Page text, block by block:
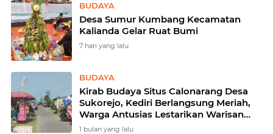
BUDAYA
Desa Sumur Kumbang Kecamatan
Kalianda Gelar Ruat Bumi
7 hari yang lalu
BUDAYA
Kirab Budaya Situs Calonarang Desa
Sukorejo, Kediri Berlangsung Meriah,
Warga Antusias Lestarikan Warisan
Leluhur
1 bulan yang lalu